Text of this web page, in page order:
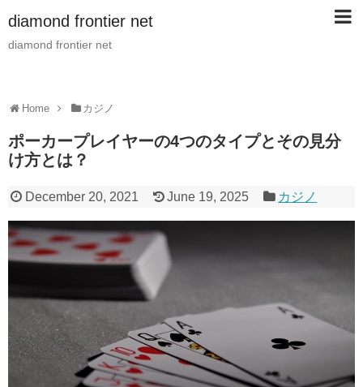
diamond frontier net
diamond frontier net
Home カジノ
ポーカープレイヤーの4つのタイプとその見分
け方とは？
December 20, 2021 June 19, 2025 カジノ